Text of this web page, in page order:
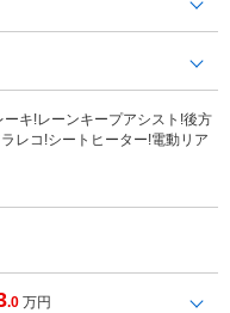
キ!レーンキープアシスト!後方
レコ!シートヒーター!電動リア
.0 万円